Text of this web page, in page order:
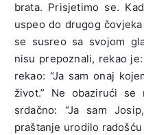
brata. Prisjetimo se.
uspeo do drugog
se susreo sa svojom
nisu prepoznali, rekao
rekao: “Ja sam onaj
život.” Ne obazirući
srdačno: “Ja sam
praštanje urodilo